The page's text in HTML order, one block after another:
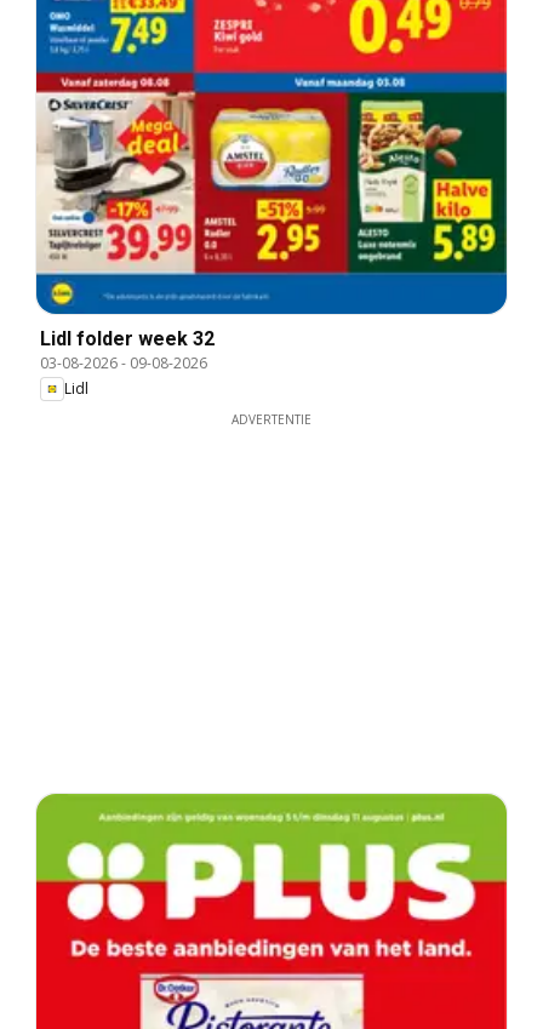
Lidl folder week 32
03-08-2026- 09-08-2026
Lidl
ADVERTENTIE